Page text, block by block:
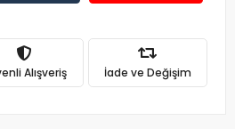
Alışveriş İade ve Değişim